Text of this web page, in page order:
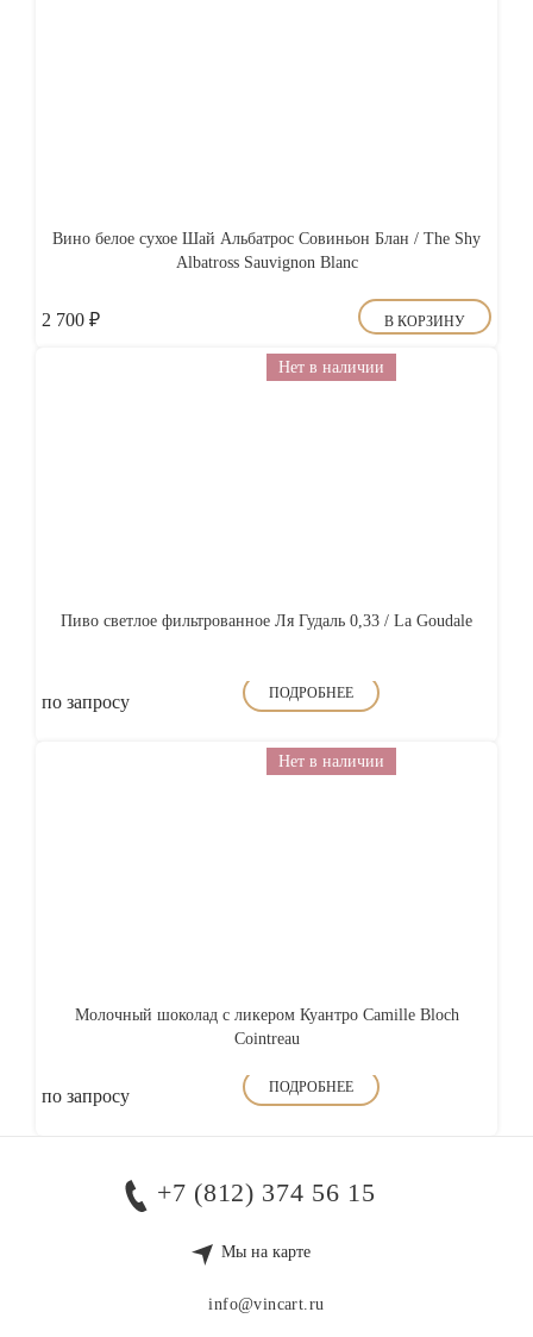
Вино белое сухое Шай Альбатрос Совиньон Блан / The Shy
Albatross Sauvignon Blanc
2 700 ₽ В КОРЗИНУ
Нет в наличии
Пиво светлое фильтрованное Ля Гудаль 0,33 / La Goudale
по запросу ПОДРОБНЕЕ
Нет в наличии
Молочный шоколад с ликером Куантро Camille Bloch
Cointreau
по запросу ПОДРОБНЕЕ
+7 (812) 374 56 15
Мы на карте
info@vincart.ru